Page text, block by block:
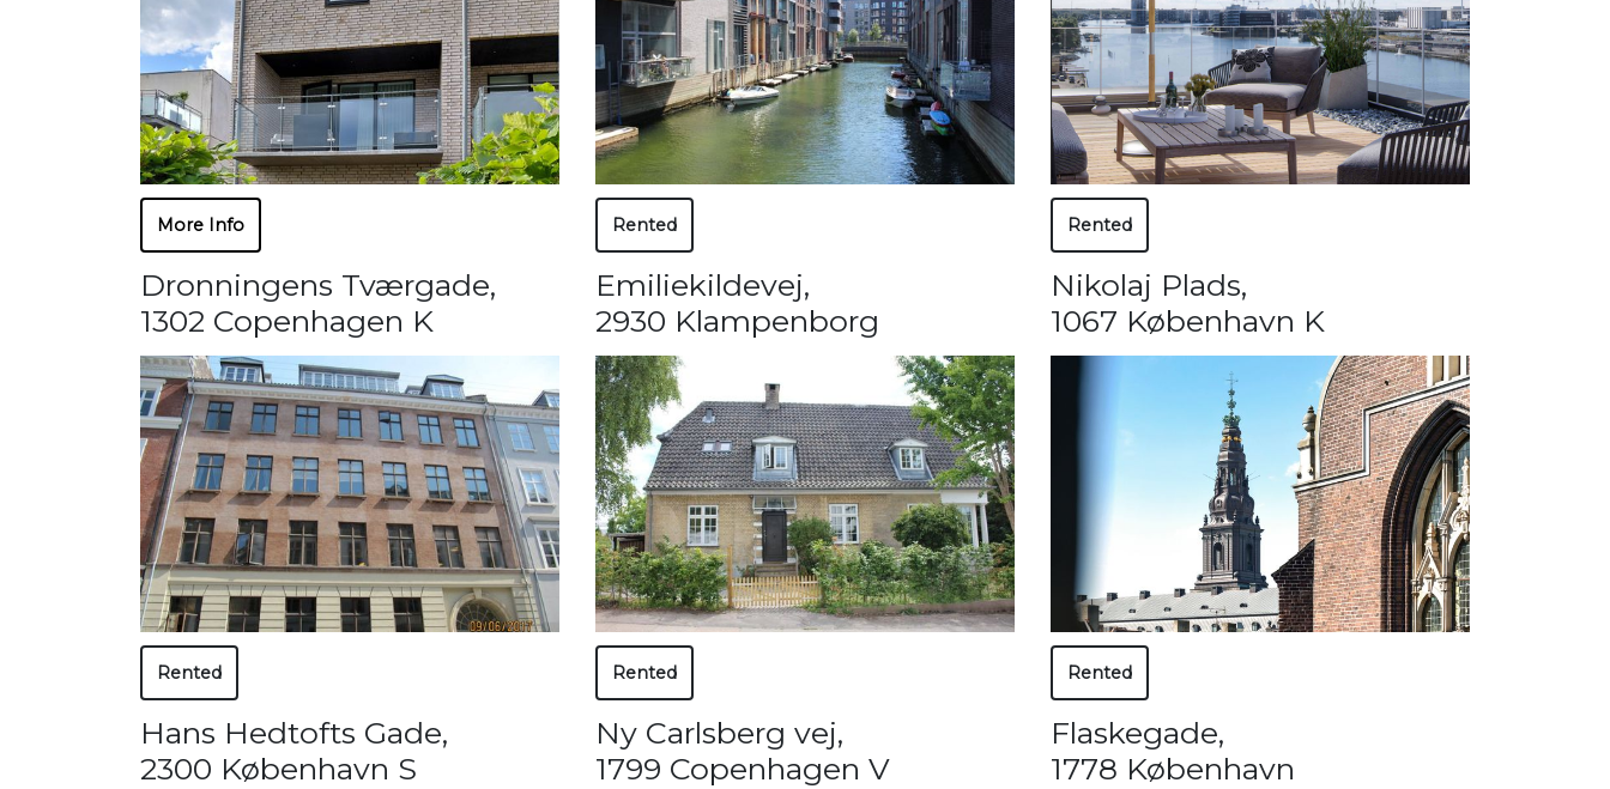
More Info Rented Rented
Dronningens Tværgade,
1302 Copenhagen K
Rented
Emiliekildevej,
2930 Klampenborg
Rented
Nikolaj Plads,
1067 København K
Rented
Hans Hedtofts Gade,
2300 København S
Ny Carlsberg vej,
1799 Copenhagen V
Flaskegade,
1778 København